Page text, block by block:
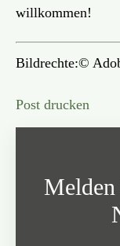
willkommen!
Bildrechte:©️
Post drucken
Melden